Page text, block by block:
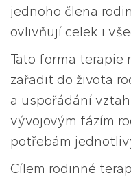
jednoho člena
ovlivňují celek i
Tato forma terapie
zařadit do života
a uspořádání
vývojovým fázím
potřebám
Cílem rodinné